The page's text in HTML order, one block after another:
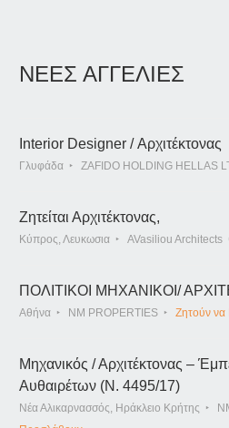
ΝΕΕΣ ΑΓΓΕΛΙΕΣ
Interior Designer / Αρχιτέκτονας
Γλυφάδα ZAFIDO HOLDING HELLAS
Ζητείται Αρχιτέκτονας,
Κύπρος, Λευκωσια AVasiliou Architects
ΠΟΛΙΤΙΚΟΙ ΜΗΧΑΝΙΚΟΙ/
Αθήνα NM PROPERTIES Ζητούν
Μηχανικός / Αρχιτέκτονας –
Αυθαιρέτων (Ν. 4495/17)
Νέα Αλικαρνασσός, Ηράκλειο Κρήτης